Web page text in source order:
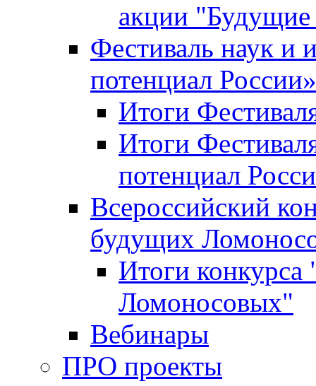
акции
Фестиваль наук и
потенциал России»
Итоги
Итоги
потенциал
Всероссийский
будущих
Итоги
Ломоносовых"
Вебинары
ПРО проекты